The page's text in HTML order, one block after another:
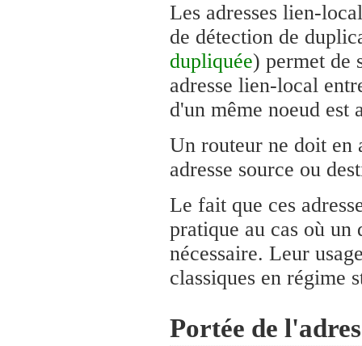
Les adresses lien-
de détection de
dupliquée) permet de
adresse lien-local
d'un même noeud est
Un routeur ne doit en
adresse source ou
Le fait que ces
pratique au cas où un
nécessaire. Leur
classiques en régime
Portée de